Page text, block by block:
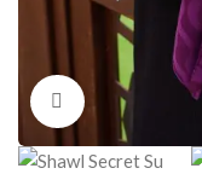
Click to enlarge